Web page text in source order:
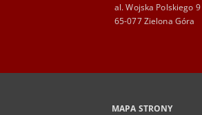
al. Wojska Polskiego 9
65-077 Zielona Góra
MAPA STRONY